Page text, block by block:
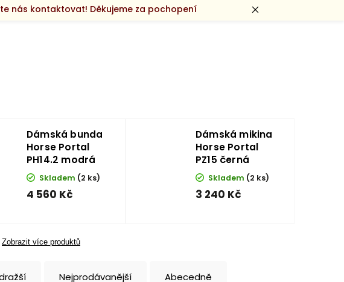
nás kontaktovat! Děkujeme za pochopení
Dámská bunda
Horse Portal
PH14.2 modrá
Skladem (2 ks)
4 560 Kč
Dámská mikina
Horse Portal
PZ15 černá
Skladem (2 ks)
3 240 Kč
Zobrazit více produktů
Nejprodávanější Abecedně